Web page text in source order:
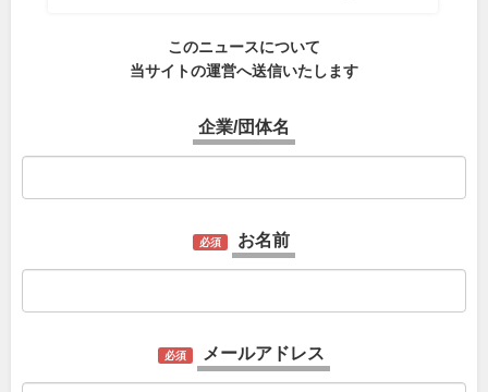
このニュースについて
当サイトの運営へ送信いたします
企業/団体名
必須 お名前
必須 メールアドレス